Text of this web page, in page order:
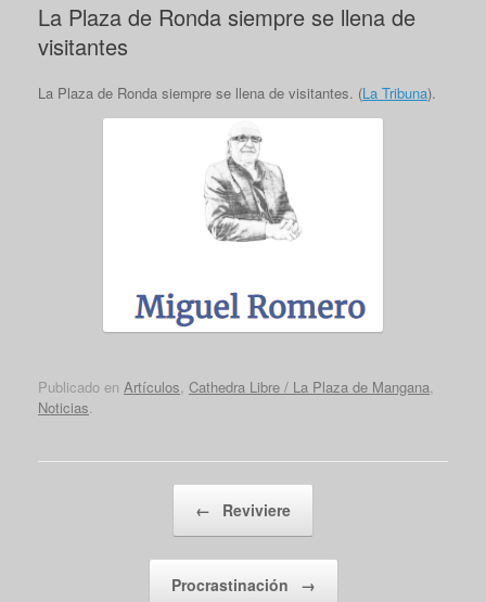
La Plaza de Ronda siempre se llena de
visitantes
La Plaza de Ronda siempre se llena de visitantes. (La Tribuna).
Publicado en Artículos Cathedra Libre / La Plaza de Mangana
Noticias
← Reviviere
Procrastinación →